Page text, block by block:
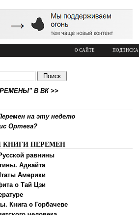
О САЙТЕ ПОДПИСКА
В ВК >>
на эту неделю
Ортега?
КНИГИ ПЕРЕМЕН
равнины
Адвайта
Америки
о Тай Цзи
Книга о Горбачеве